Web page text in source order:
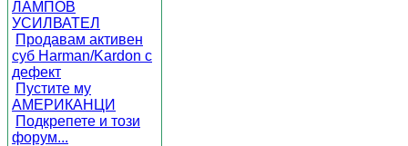
ЛАМПОВ
УСИЛВАТЕЛ
Продавам активен
суб Harman/Kardon с
дефект
Пустите му
АМЕРИКАНЦИ
Подкрепете и този
форум...